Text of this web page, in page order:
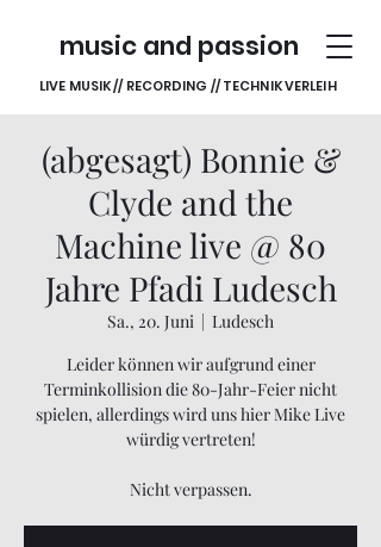
music and passion
LIVE MUSIK // RECORDING // TECHNIK VERLEIH
(abgesagt) Bonnie &
Clyde and the
Machine live @ 80
Jahre Pfadi Ludesch
Sa., 20. Juni
  |
Ludesch
Leider können wir aufgrund einer
Terminkollision die 80-Jahr-Feier nicht
spielen, allerdings wird uns hier Mike Live
würdig vertreten!
Nicht verpassen.